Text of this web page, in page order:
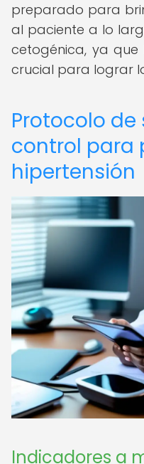
preparado para
al paciente a lo
cetogénica, ya
crucial para lograr
Protocolo
control para
hipertensión
Indicadores a